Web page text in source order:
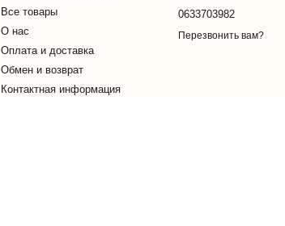
Все товары
О нас
Оплата и доставка
Обмен и возврат
Контактная информация
0633703982
Перезвонить вам?